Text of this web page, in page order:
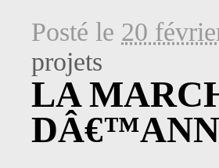
Posté le 20
projets
LA